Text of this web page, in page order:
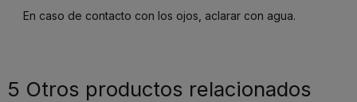
En caso de contacto con los ojos, aclarar con agua.
5 Otros productos relacionados